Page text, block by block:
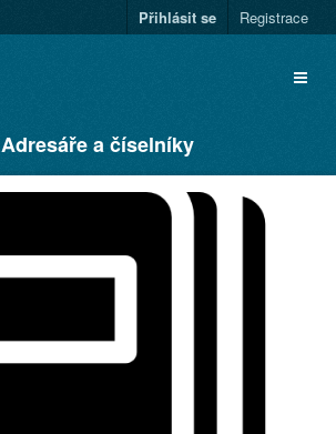
Přihlásit se Registrace
Adresáře a číselníky